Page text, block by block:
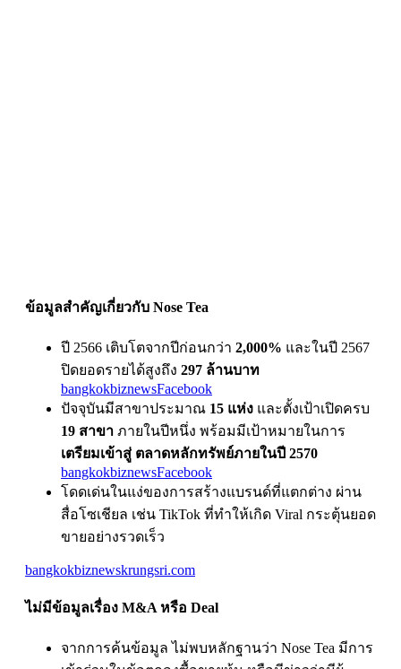
ข้อมูลสําคัญเกี่ยวกับ Nose Tea
ปี 2566 เติบโตจากปีก่อนกว่า 2,000% และในปี 2567
ปิดยอดรายได้สูงถึง 297 ล้านบาท
bangkokbiznewsFacebook
ปัจจุบันมีสาขาประมาณ 15 แห่ง และตั้งเป้าเปิดครบ
19 สาขา ภายในปีหนึ่ง พร้อมมีเป้าหมายในการ
เตรียมเข้าสู่ ตลาดหลักทรัพย์ภายในปี 2570
bangkokbiznewsFacebook
โดดเด่นในแง่ของการสร้างแบรนด์ที่แตกต่าง ผ่าน
สื่อโซเชียล เช่น TikTok ที่ทําให้เกิด Viral กระตุ้นยอด
ขายอย่างรวดเร็ว
bangkokbiznewskrungsri.com
ไม่มีข้อมูลเรื่อง M&A หรือ Deal
จากการค้นข้อมูล ไม่พบหลักฐานว่า Nose Tea มีการ